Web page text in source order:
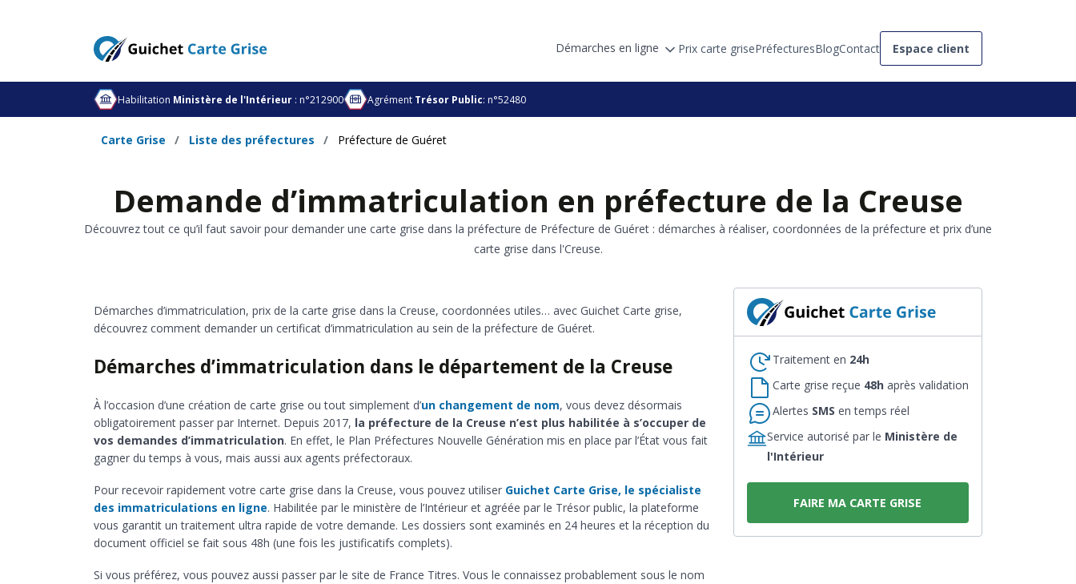
Démarches en ligne Prix carte grisePréfecturesBlogContact Espace client
Habilitation Ministère de l'Intérieur : n°212900 Agrément Trésor Public: n°52480
Carte Grise Liste des préfectures Préfecture de Guéret
Demande d’immatriculation en préfecture de la Creuse
Découvrez tout ce qu’il faut savoir pour demander une carte grise dans la préfecture de Préfecture de Guéret : démarches à réaliser, coordonnées de la préfecture et prix d’une
carte grise dans l'Creuse.
Démarches d’immatriculation, prix de la carte grise dans la Creuse, coordonnées utiles… avec Guichet Carte grise,
découvrez comment demander un certificat d’immatriculation au sein de la préfecture de Guéret.
Démarches d’immatriculation dans le département de la Creuse
À l’occasion d’une création de carte grise ou tout simplement d’un changement de nom, vous devez désormais
obligatoirement passer par Internet. Depuis 2017, la préfecture de la Creuse n’est plus habilitée à s’occuper de
vos demandes d’immatriculation. En effet, le Plan Préfectures Nouvelle Génération mis en place par l’État vous fait
gagner du temps à vous, mais aussi aux agents préfectoraux.
Pour recevoir rapidement votre carte grise dans la Creuse, vous pouvez utiliser Guichet Carte Grise, le spécialiste
des immatriculations en ligne. Habilitée par le ministère de l’Intérieur et agréée par le Trésor public, la plateforme
vous garantit un traitement ultra rapide de votre demande. Les dossiers sont examinés en 24 heures et la réception du
document officiel se fait sous 48h (une fois les justificatifs complets).
Si vous préférez, vous pouvez aussi passer par le site de France Titres. Vous le connaissez probablement sous le nom
Traitement en 24h
Carte grise reçue 48haprès validation
Alertes SMS en temps réel
Service autorisé par le Ministère de
l'Intérieur
FAIRE MA CARTE GRISE